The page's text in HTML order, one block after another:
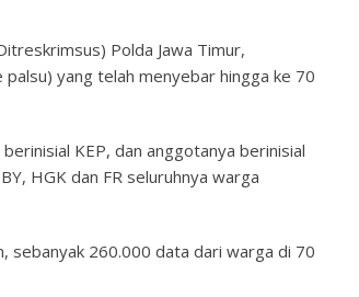
Polda Jawa Timur,
yang telah menyebar hingga ke 70
KEP, dan anggotanya berinisial
HGK dan FR seluruhnya warga
sebanyak 260.000 data dari warga di 70